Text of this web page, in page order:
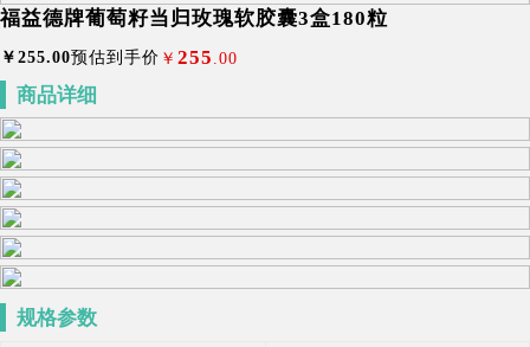
福益德牌葡萄籽当归玫瑰软胶囊3盒180粒
￥255.00预估到手价 ￥ 255 .00
商品详细
规格参数